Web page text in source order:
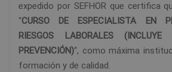
expedido por SEFHOR que certifica
“CURSO DE ESPECIALISTA EN
RIESGOS LABORALES (INCLUYE
PREVENCIÓN)“, como máxima
formación y de calidad.